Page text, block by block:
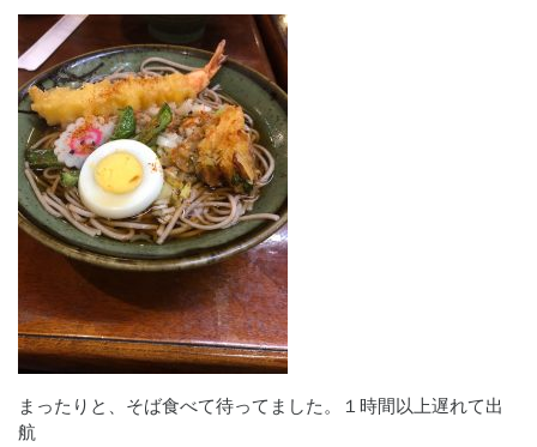
まったりと、そば食べて待ってました。１時間以上遅れて出
航